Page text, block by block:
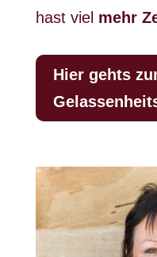
hast viel mehr
Hier gehts